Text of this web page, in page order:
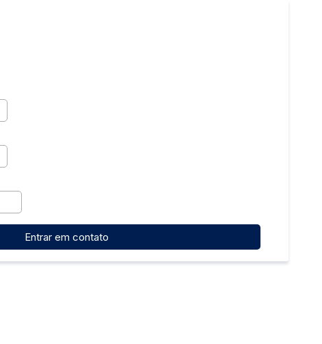
Entrar em contato